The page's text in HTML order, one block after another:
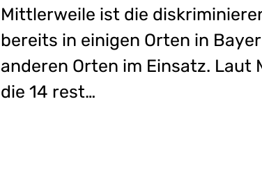
Mittlerweile ist die
bereits in einigen Orten in
anderen Orten im Einsatz. Laut
die 14 rest…